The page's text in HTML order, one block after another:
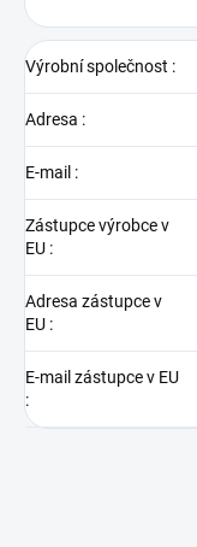
Výrobní společnost :
Adresa :
E-mail :
Zástupce výrobce v
EU :
Adresa zástupce v
EU :
E-mail zástupce v EU
: